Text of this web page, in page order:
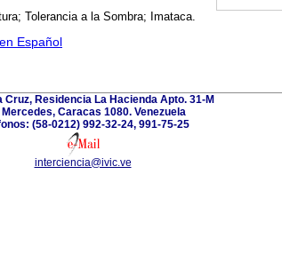
Tolerancia a la Sombra; Imataca.
Español
Cruz, Residencia La Hacienda Apto. 31-M
Caracas 1080. Venezuela
(58-0212) 992-32-24, 991-75-25
interciencia@ivic.ve